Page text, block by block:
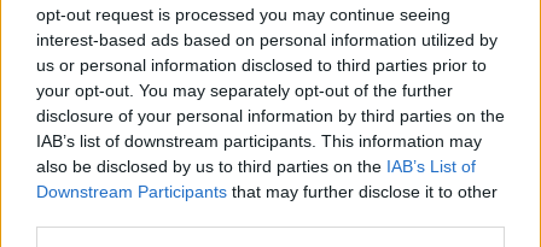
opt-out request is processed you may continue seeing
interest-based ads based on personal information utilized by
us or personal information disclosed to third parties prior to
your opt-out. You may separately opt-out of the further
disclosure of your personal information by third parties on the
IAB’s list of downstream participants. This information may
also be disclosed by us to third parties on the IAB’s List of
Downstream Participants that may further disclose it to other